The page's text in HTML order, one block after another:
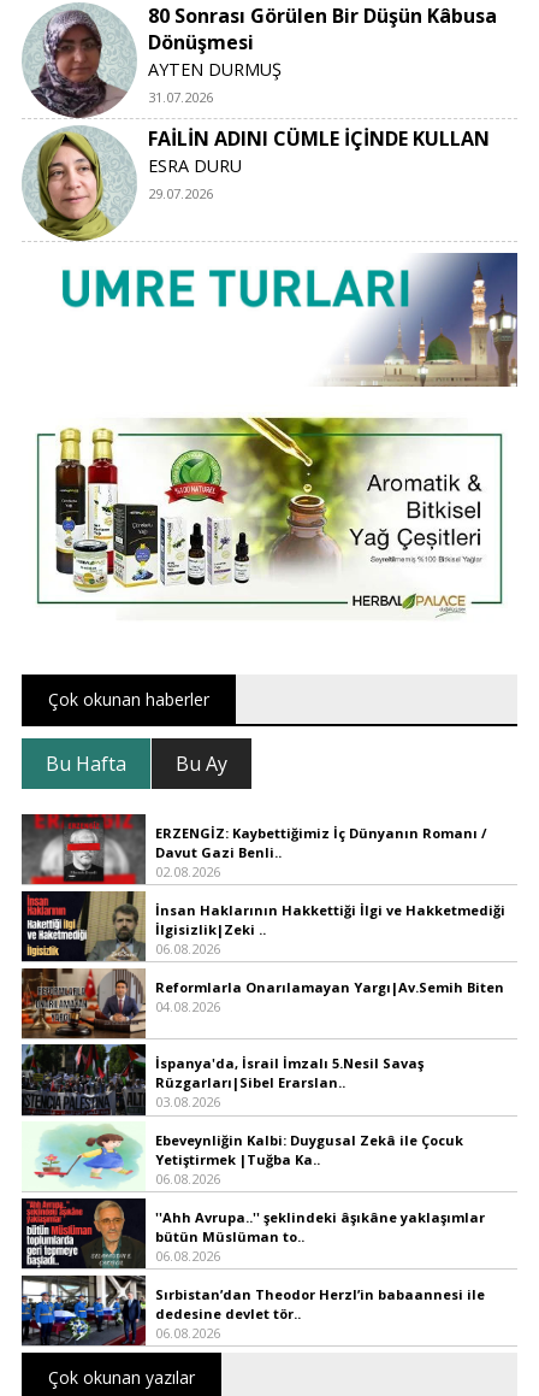
80 Sonrası Görülen Bir Düşün Kâbusa
Dönüşmesi
AYTEN DURMUŞ
31.07.2026
FAİLİN ADINI CÜMLE İÇİNDE KULLAN
ESRA DURU
29.07.2026
Çok okunan haberler
Bu Hafta Bu Ay
ERZENGİZ: Kaybettiğimiz İç Dünyanın Romanı /
Davut Gazi Benli..
02.08.2026
İnsan Haklarının Hakkettiği İlgi ve Hakketmediği
İlgisizlik|Zeki ..
06.08.2026
Reformlarla Onarılamayan Yargı|Av.Semih Biten
04.08.2026
İspanya'da, İsrail İmzalı 5.Nesil Savaş
Rüzgarları|Sibel Erarslan..
03.08.2026
Ebeveynliğin Kalbi: Duygusal Zekâ ile Çocuk
Yetiştirmek |Tuğba Ka..
06.08.2026
''Ahh Avrupa..'' şeklindeki âşıkâne yaklaşımlar
bütün Müslüman to..
06.08.2026
Sırbistan’dan Theodor Herzl’in babaannesi ile
dedesine devlet tör..
06.08.2026
Çok okunan yazılar